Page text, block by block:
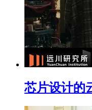
芯片设计的